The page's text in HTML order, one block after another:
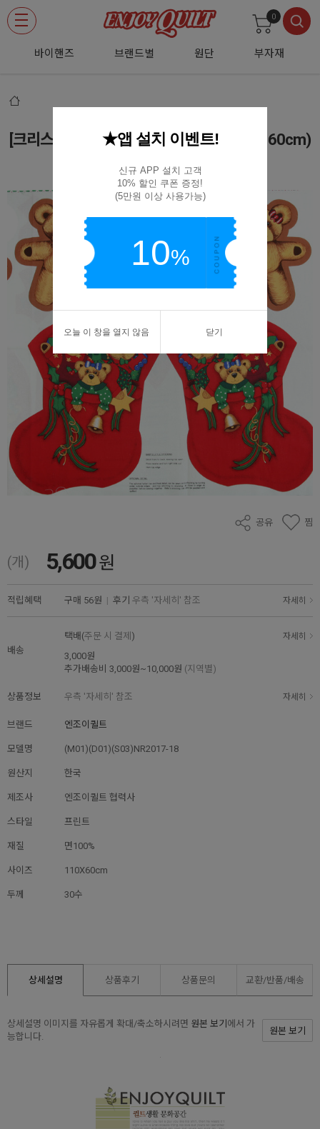
바이핸즈 브랜드별 원단 부자재
0
[크리스마스원단] 양말&인형 커트지(110 X 60cm)
(M01)(D01)(S03)NR2017-18
공유 찜
(개) 5,600원
적립혜택 구매 56원 | 후기 우측 '자세히' 참조 자세히
배송
택배(주문 시 결제 ) 자세히
3,000원
추가배송비 3,000원~10,000원 (지역별)
상품정보 우측 '자세히' 참조 자세히
브랜드 엔조이퀼트
모델명 (M01)(D01)(S03)NR2017-18
원산지 한국
제조사 엔조이퀼트 협력사
스타일 프린트
재질 면100%
사이즈 110X60cm
두께 30수
상세설명 상품후기 상품문의 교환/반품/배송
상세설명 이미지를 자유롭게 확대/축소하시려면 원본 보기 에서 가
능합니다.
원본 보기
★앱 설치 이벤트!
신규 APP 설치 고객
10% 할인 쿠폰 증정!
(5만원 이상 사용가능)
10%
오늘 이 창을 열지 않음 닫기